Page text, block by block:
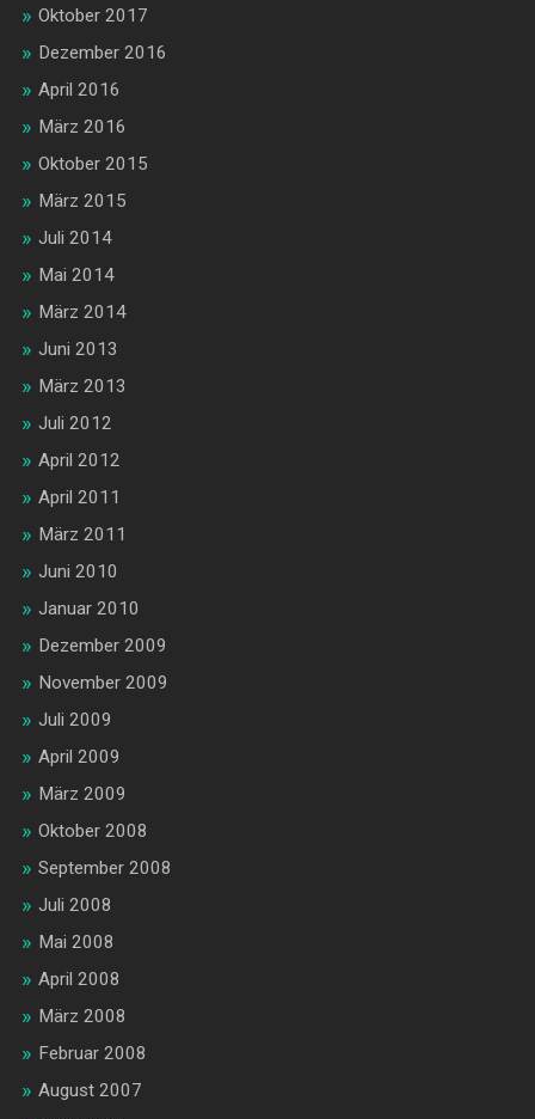
Oktober 2017
Dezember 2016
April 2016
März 2016
Oktober 2015
März 2015
Juli 2014
Mai 2014
März 2014
Juni 2013
März 2013
Juli 2012
April 2012
April 2011
März 2011
Juni 2010
Januar 2010
Dezember 2009
November 2009
Juli 2009
April 2009
März 2009
Oktober 2008
September 2008
Juli 2008
Mai 2008
April 2008
März 2008
Februar 2008
August 2007